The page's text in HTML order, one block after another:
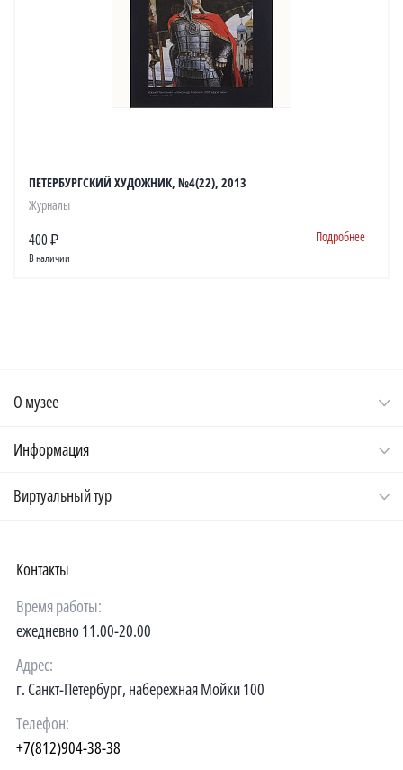
ПЕТЕРБУРГСКИЙ ХУДОЖНИК, №4(22), 2013
Журналы
400 ₽ Подробнее
В наличии
О музее
Информация
Виртуальный тур
Контакты
Время работы:
ежедневно 11.00-20.00
Адрес:
г. Санкт-Петербург, набережная Мойки 100
Телефон:
+7(812)904-38-38